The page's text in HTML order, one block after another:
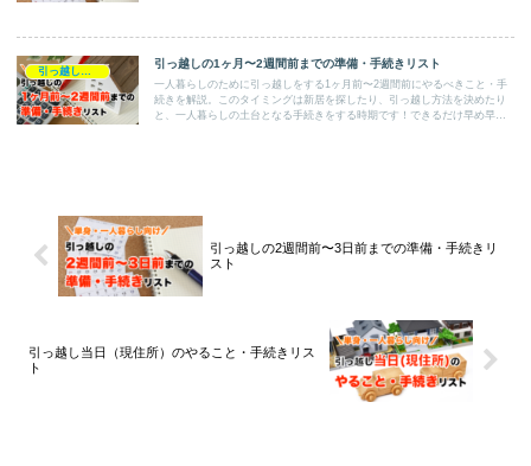
引っ越し準備・やることリスト
引っ越しの1ヶ月〜2週間前までの準備・手続きリスト
一人暮らしのために引っ越しをする1ヶ月前〜2週間前にやるべきこと・手
続きを解説。このタイミングは新居を探したり、引っ越し方法を決めたり
と、一人暮らしの土台となる手続きをする時期です！できるだけ早め早め
引っ越しの2週間前〜3日前までの準備・手続きリ
スト
引っ越し当日（現住所）のやること・手続きリス
ト